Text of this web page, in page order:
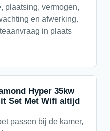
plaatsing, vermogen,
en afwerking.
in plaats
Hyper 35kw
Set Met Wifi altijd
passen bij de kamer,